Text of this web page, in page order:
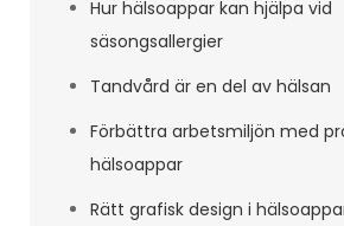
Hur hälsoappar kan hjälpa vid
säsongsallergier
Tandvård är en del av hälsan
Förbättra arbetsmiljön med
hälsoappar
Rätt grafisk design i